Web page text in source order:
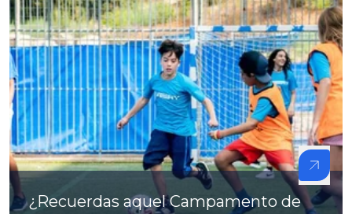
¿Recuerdas aquel Campamento de